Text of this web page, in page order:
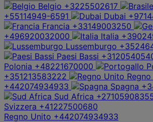
Belgio +3225502617
+55114949-6591
Dubai
Francia +33149003250
+496920032000
Italia
Lussemburgo
Paesi Bassi
Polonia +48221670000
+351213583222
+442074934933
Spagna
Sud Africa
Svizzera +41227500680
Regno Unito +442074934933